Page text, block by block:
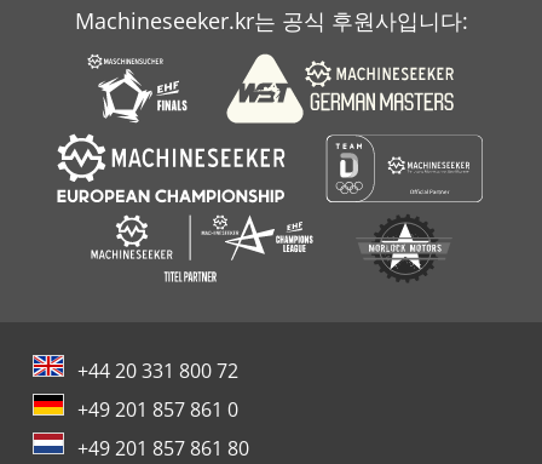
Machineseeker.kr는 공식 후원사입니다:
+44 20 331 800 72
+49 201 857 861 0
+49 201 857 861 80